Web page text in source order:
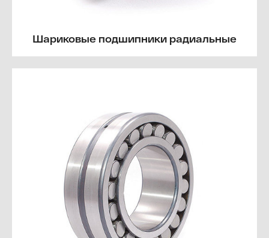
Шариковые подшипники радиальные